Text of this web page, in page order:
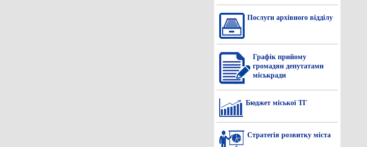
Послуги архівного відділу
Графік прийому
громадян депутатами
міськради
Бюджет міської ТГ
Стратегія розвитку міста